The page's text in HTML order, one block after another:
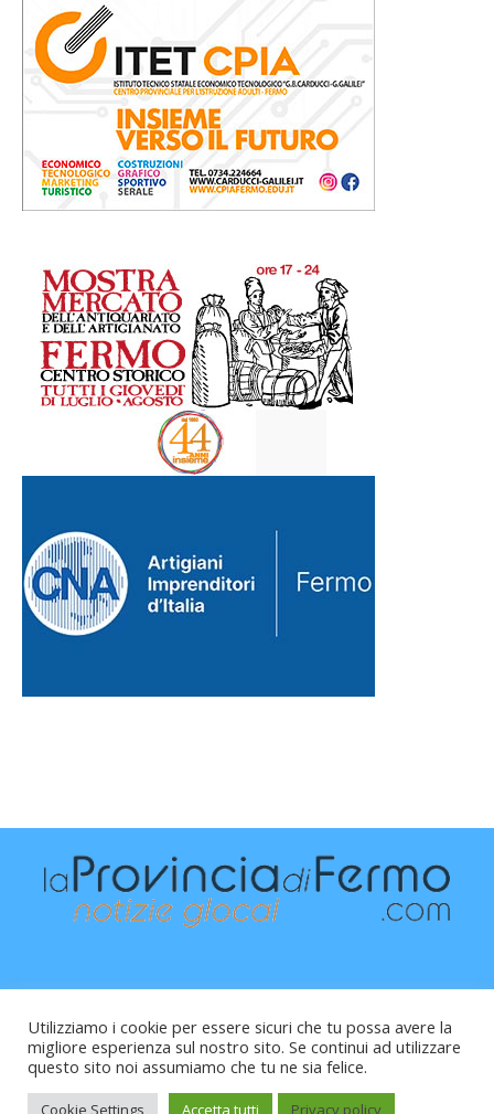
Raffaele Vitali - via Leopardi 10 - 61121 Pesaro (PU) -
Cod.Fisc VTLRFL77B02L500Y - Testata giornalistica, aut.
Utilizziamo i cookie per essere sicuri che tu possa avere la
migliore esperienza sul nostro sito. Se continui ad utilizzare
questo sito noi assumiamo che tu ne sia felice.
Cookie Settings Accetta tutti Privacy policy